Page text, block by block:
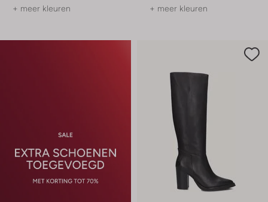
+ meer kleuren + meer kleuren